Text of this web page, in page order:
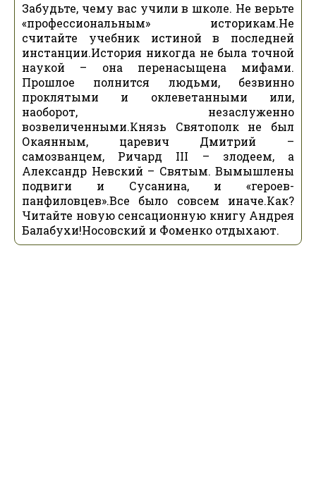
Забудьте, чему вас учили в школе. Не верьте
«профессиональным» историкам.Не
считайте учебник истиной в последней
инстанции.История никогда не была точной
наукой – она перенасыщена мифами.
Прошлое полнится людьми, безвинно
проклятыми и оклеветанными или,
наоборот, незаслуженно
возвеличенными.Князь Святополк не был
Окаянным, царевич Дмитрий –
самозванцем, Ричард III – злодеем, а
Александр Невский – Святым. Вымышлены
подвиги и Сусанина, и «героев-
панфиловцев».Все было совсем иначе.Как?
Читайте новую сенсационную книгу Андрея
Балабухи!Носовский и Фоменко отдыхают.